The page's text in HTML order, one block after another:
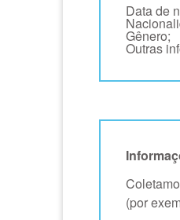
Data de
Gênero;
Outras
(por